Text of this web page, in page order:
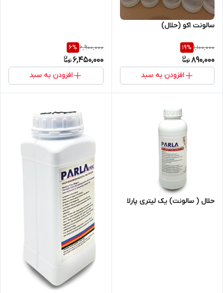
سالونت اکو (حلال)
1,100,000
19%
890,000
افزودن به سبد
6,900,000
6%
6,450,000
افزودن به سبد
حلال ( سالونت) یک لیتری پارلا